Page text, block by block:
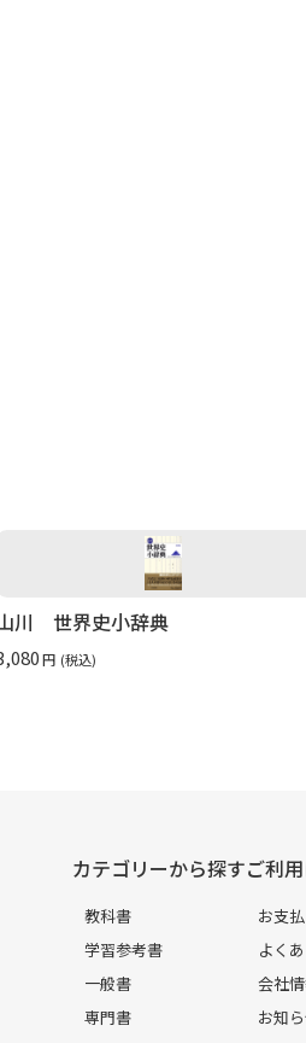
川 世界史小辞典
円 (税込)
カテゴリーから探す
教科書
学習参考書
一般書
専門書
ご利
お支
よく
会社
お知